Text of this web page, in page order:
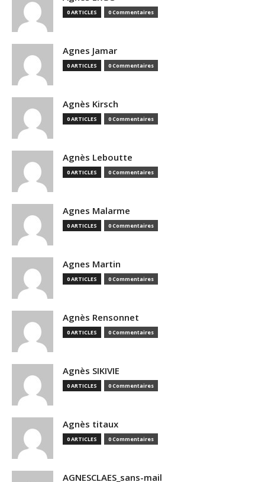
0 ARTICLES 0 Commentaires
Agnes Jamar
0 ARTICLES 0 Commentaires
Agnès Kirsch
0 ARTICLES 0 Commentaires
Agnès Leboutte
0 ARTICLES 0 Commentaires
Agnes Malarme
0 ARTICLES 0 Commentaires
Agnes Martin
0 ARTICLES 0 Commentaires
Agnès Rensonnet
0 ARTICLES 0 Commentaires
Agnès SIKIVIE
0 ARTICLES 0 Commentaires
Agnès titaux
0 ARTICLES 0 Commentaires
AGNESCLAES_sans-mail